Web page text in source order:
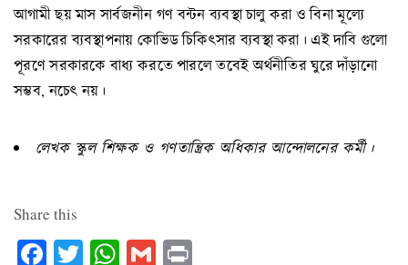
আগামী ছয় মাস সার্বজনীন গণ বন্টন ব্যবস্থা চালু করা ও বিনা মূল্যে
সরকারের ব্যবস্থাপনায় কোভিড চিকিৎসার ব্যবস্থা করা। এই দাবি গুলো
পূরণে সরকারকে বাধ্য করতে পারলে তবেই অর্থনীতির ঘুরে দাঁড়ানো
সম্ভব, নচেৎ নয়।
লেখক স্কুল শিক্ষক ও গণতান্ত্রিক অধিকার আন্দোলনের কর্মী।
Share this
Facebook
TwitterWhatsApp
Gmail